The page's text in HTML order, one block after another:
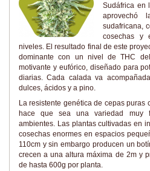
Sudáfrica en
aprovechó
sudafricana,
cosechas y
niveles. El resultado final de este
dominante con un nivel de THC
motivante y eufórico, diseñado para
diarias. Cada calada va
dulces, ácidos y a pino.
La resistente genética de cepas puras
hace que sea una variedad muy
ambientes. Las plantas cultivadas en
cosechas enormes en espacios
110cm y sin embargo producen un
crecen a una altura máxima de 2m y
de hasta 600g por planta.